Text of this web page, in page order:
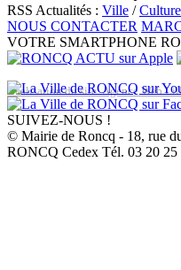
RSS Actualités : Ville /Culture
NOUS CONTACTER
VOTRE SMARTPHONE
Réalisation du site: Agence Web
SUIVEZ-NOUS !
© Mairie de Roncq - 18, rue
RONCQ Cedex Tél. 03 20